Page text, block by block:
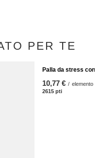
PER TE
Palla da stress con
10,77 € / elemento
2615 pti